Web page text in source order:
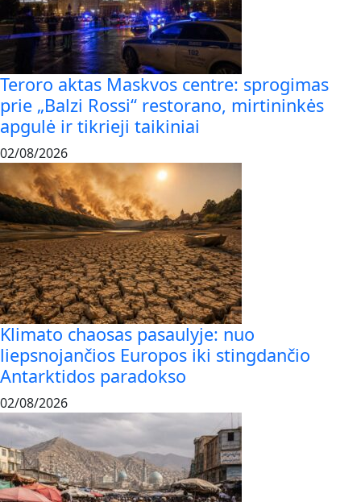
Teroro aktas Maskvos centre: sprogimas
prie „Balzi Rossi“ restorano, mirtininkės
apgulė ir tikrieji taikiniai
02/08/2026
Klimato chaosas pasaulyje: nuo
liepsnojančios Europos iki stingdančio
Antarktidos paradokso
02/08/2026